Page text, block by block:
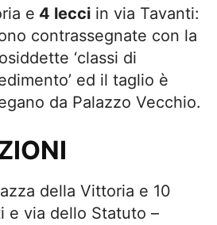
e 4 lecci in via Tavanti:
contrassegnate con la
‘classi di
ed il taglio è
da Palazzo Vecchio.
della Vittoria e 10
e via dello Statuto –